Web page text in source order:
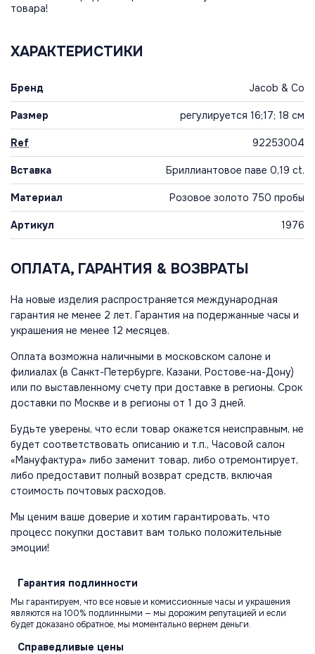
товара!
ХАРАКТЕРИСТИКИ
Бренд Jacob & Co
Размер регулируется 16;17; 18 см
Ref 92253004
Вставка Бриллиантовое паве 0,19 ct.
Материал Розовое золото 750 пробы
Артикул 1976
ОПЛАТА, ГАРАНТИЯ & ВОЗВРАТЫ
На новые изделия распространяется международная
гарантия не менее 2 лет. Гарантия на подержанные часы и
украшения не менее 12 месяцев.
Оплата возможна наличными в московском салоне и
филиалах (в Санкт-Петербурге, Казани, Ростове-на-Дону)
или по выставленному счету при доставке в регионы. Срок
доставки по Москве и в регионы от 1 до 3 дней.
Будьте уверены, что если товар окажется неисправным, не
будет соответствовать описанию и т.п., Часовой салон
«Мануфактура» либо заменит товар, либо отремонтирует,
либо предоставит полный возврат средств, включая
стоимость почтовых расходов.
Мы ценим ваше доверие и хотим гарантировать, что
процесс покупки доставит вам только положительные
эмоции!
Гарантия подлинности
Мы гарантируем, что все новые и комиссионные часы и украшения
являются на 100% подлинными — мы дорожим репутацией и если
будет доказано обратное, мы моментально вернем деньги.
Справедливые цены